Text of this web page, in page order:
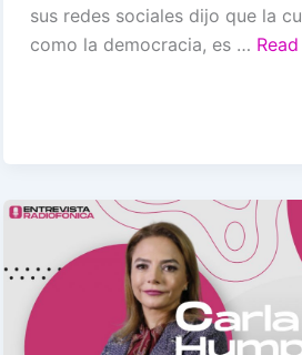
sus redes sociales dijo que la
como la democracia, es …